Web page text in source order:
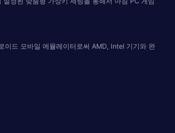
이드 모바일 에뮬레이터로써 AMD, Intel 기기와 완